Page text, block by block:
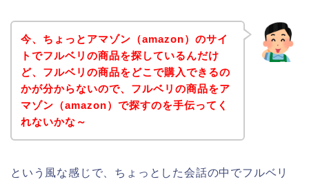
今、ちょっとアマゾン（amazon）のサイ
トでフルベリの商品を探しているんだけ
ど、フルベリの商品をどこで購入できるの
かが分からないので、フルベリの商品をア
マゾン（amazon）で探すのを手伝ってく
れないかな～
という風な感じで、ちょっとした会話の中でフルベリ